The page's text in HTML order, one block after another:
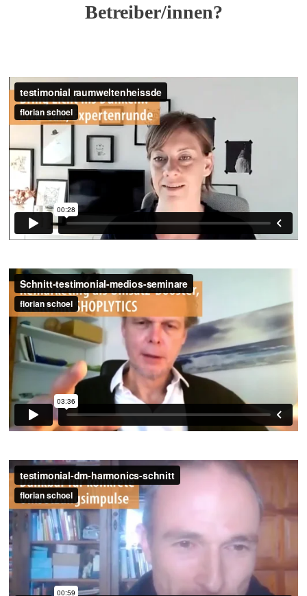
Betreiber/innen?